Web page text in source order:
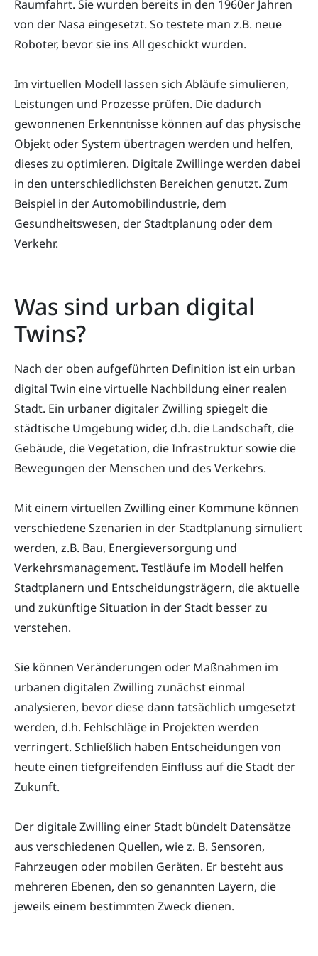
Raumfahrt. Sie wurden bereits in den 1960er Jahren
von der Nasa eingesetzt. So testete man z.B. neue
Roboter, bevor sie ins All geschickt wurden.
Im virtuellen Modell lassen sich Abläufe simulieren,
Leistungen und Prozesse prüfen. Die dadurch
gewonnenen Erkenntnisse können auf das physische
Objekt oder System übertragen werden und helfen,
dieses zu optimieren. Digitale Zwillinge werden dabei
in den unterschiedlichsten Bereichen genutzt. Zum
Beispiel in der Automobilindustrie, dem
Gesundheitswesen, der Stadtplanung oder dem
Verkehr.
Was sind urban digital
Twins?
Nach der oben aufgeführten Definition ist ein urban
digital Twin eine virtuelle Nachbildung einer realen
Stadt. Ein urbaner digitaler Zwilling spiegelt die
städtische Umgebung wider, d.h. die Landschaft, die
Gebäude, die Vegetation, die Infrastruktur sowie die
Bewegungen der Menschen und des Verkehrs.
Mit einem virtuellen Zwilling einer Kommune können
verschiedene Szenarien in der Stadtplanung simuliert
werden, z.B. Bau, Energieversorgung und
Verkehrsmanagement. Testläufe im Modell helfen
Stadtplanern und Entscheidungsträgern, die aktuelle
und zukünftige Situation in der Stadt besser zu
verstehen.
Sie können Veränderungen oder Maßnahmen im
urbanen digitalen Zwilling zunächst einmal
analysieren, bevor diese dann tatsächlich umgesetzt
werden, d.h. Fehlschläge in Projekten werden
verringert. Schließlich haben Entscheidungen von
heute einen tiefgreifenden Einfluss auf die Stadt der
Zukunft.
Der digitale Zwilling einer Stadt bündelt Datensätze
aus verschiedenen Quellen, wie z. B. Sensoren,
Fahrzeugen oder mobilen Geräten. Er besteht aus
mehreren Ebenen, den so genannten Layern, die
jeweils einem bestimmten Zweck dienen.